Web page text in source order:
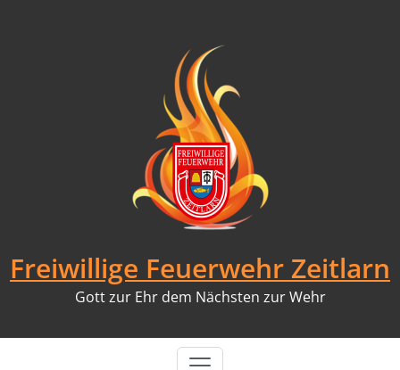
Freiwillige Feuerwehr Zeitlarn
Gott zur Ehr dem Nächsten zur Wehr